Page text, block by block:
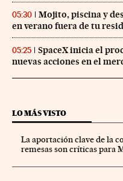
05:30
Mojito, piscina y
en verano fuera de tu
05:25
SpaceX inicia el
nuevas acciones en el
LO MÁS VISTO
La aportación clave de la
remesas son críticas para